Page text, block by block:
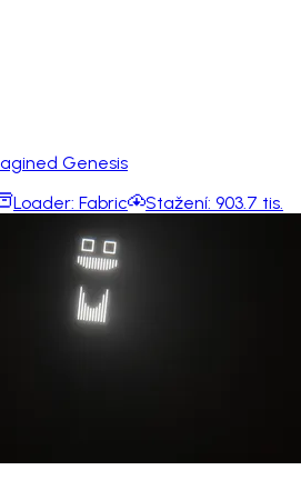
Genesis
Loader: Fabric Stažení: 903.7 tis.